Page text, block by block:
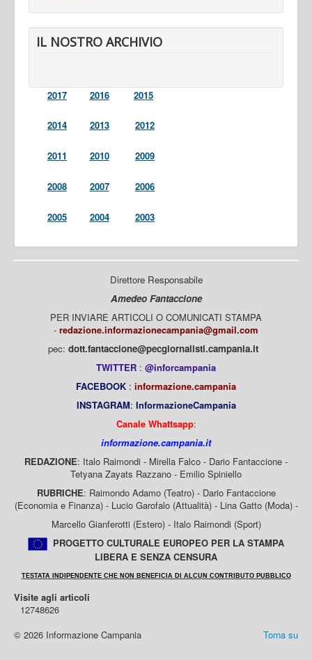
IL NOSTRO ARCHIVIO
2017 2016 2015
2014 2013 2012
2011 2010 2009
2008 2007 2006
2005 2004 2003
Direttore Responsabile
Amedeo Fantaccione
PER INVIARE ARTICOLI O COMUNICATI STAMPA
- redazione.informazionecampania@gmail.com
pec: dott.fantaccione@pecgiornalisti.campania.it
TWITTER : @inforcampania
FACEBOOK : informazione.campania
INSTAGRAM: InformazioneCampania
Canale Whattsapp:
informazione.campania.it
REDAZIONE: Italo Raimondi - Mirella Falco - Dario Fantaccione -
Tetyana Zayats Razzano - Emilio Spiniello
RUBRICHE: Raimondo Adamo (Teatro) - Dario Fantaccione
(Economia e Finanza) - Lucio Garofalo (Attualità) - Lina Gatto (Moda) -
Marcello Gianferotti (Estero) - Italo Raimondi (Sport)
PROGETTO CULTURALE EUROPEO PER LA STAMPA
LIBERA E SENZA CENSURA
TESTATA INDIPENDENTE CHE NON BENEFICIA DI ALCUN CONTRIBUTO PUBBLICO
Visite agli articoli
12748626
Torna su
© 2026 Informazione Campania